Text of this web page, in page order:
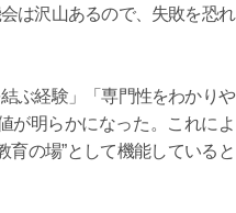
は沢山あるので、失敗を恐れ
ぶ経験」「専門性をわかりや
が明らかになった。これによ
育の場”として機能していると